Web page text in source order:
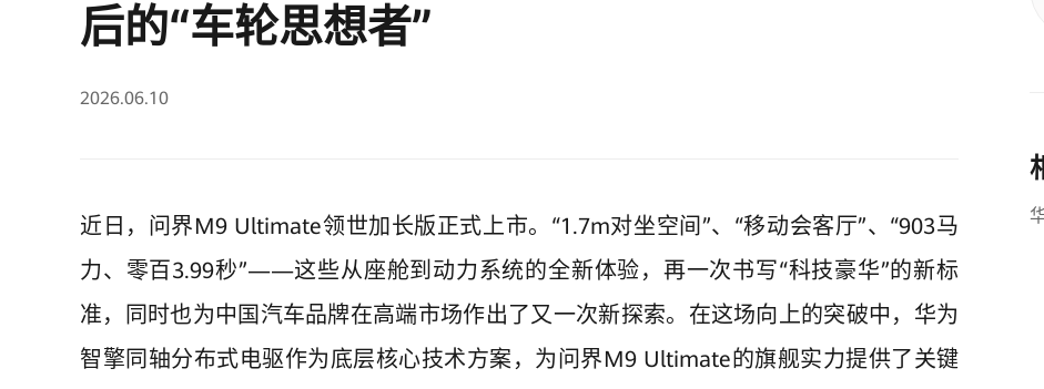
后的“车轮思想者”
2026.06.10
近日，问界M9 Ultimate领世加长版正式上市。“1.7m对坐空间”、“移动会客厅”、“903马
力、零百3.99秒”——这些从座舱到动力系统的全新体验，再一次书写“科技豪华”的新标
准，同时也为中国汽车品牌在高端市场作出了又一次新探索。在这场向上的突破中，华为
智擎同轴分布式电驱作为底层核心技术方案，为问界M9 Ultimate的旗舰实力提供了关键